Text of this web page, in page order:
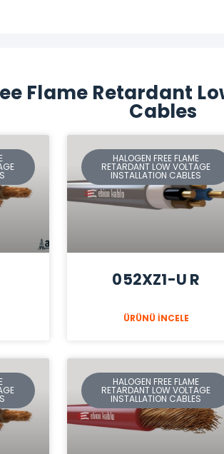
Flame Retardant
Cables
HALOGEN FREE FLAME
RETARDANT LOW VOLTAGE
INSTALLATION CABLES
052XZ1-U R
ÜRÜNÜ İNCELE
HALOGEN FREE FLAME
RETARDANT LOW VOLTAGE
INSTALLATION CABLES